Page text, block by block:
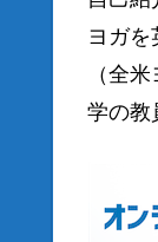
ヨガ
（全
学の教